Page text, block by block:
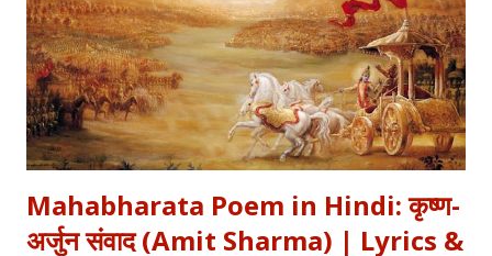
Mahabharata Poem in Hindi: कृष्ण-
अर्जुन संवाद (Amit Sharma) | Lyrics &